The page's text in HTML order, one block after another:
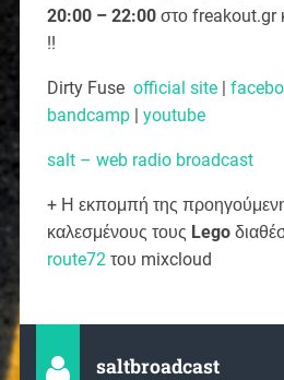
20:00 – 22:00στο freakout.gr
!!
Dirty Fuse official site|
bandcamp | youtube
salt – web radio broadcast
+ Η εκπομπή της
καλεσμένους τους Lego
route72 του mixcloud
saltbroadcast